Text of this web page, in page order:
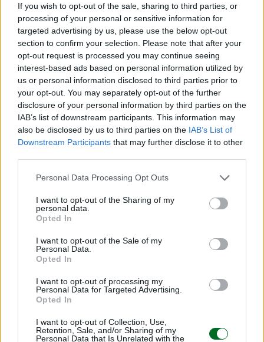
If you wish to opt-out of the sale, sharing to third parties, or
processing of your personal or sensitive information for
targeted advertising by us, please use the below opt-out
section to confirm your selection. Please note that after your
opt-out request is processed you may continue seeing
interest-based ads based on personal information utilized by
us or personal information disclosed to third parties prior to
your opt-out. You may separately opt-out of the further
disclosure of your personal information by third parties on the
IAB’s list of downstream participants. This information may
also be disclosed by us to third parties on the IAB’s List of
Downstream Participants that may further disclose it to other
Personal Data Processing Opt Outs
I want to opt-out of the Sharing of my
personal data.
Opted In
I want to opt-out of the Sale of my
Personal Data.
Opted In
I want to opt-out of processing my
Personal Data for Targeted Advertising.
Opted In
I want to opt-out of Collection, Use,
Retention, Sale, and/or Sharing of my
Personal Data that Is Unrelated with the
milioni di euro. «Abbiamo le spalle larghe grazie a
chi ha creduto in questo progetto fin dall’inizio e
ha scelto di appoggiarci per i primi due anni di
avviamento, cioè fino a febbraio 2027. Ma in
realtà i numeri sono già consistenti e le
prospettive anche di più, considerando che in
Cina è stimato che il mercato del live commerce
raggiungerà il trilione di dollari entro il 2026», fa
notare Giacomini. Che avrà anche 38 anni, un’età
che nel nostro Paese ti mette senza dubbio
alcuno ancora (e no si sa bene perché) tra la
Dopo aver appeso al chiodo gli scarpini da calcio
(la prima grande passione) e pure nel cassetto i
copioni di attore (altra sua grande passione),
prima ha avuto un discreto percorso come
imprenditore teatrale, poi si è buttato sui social. A